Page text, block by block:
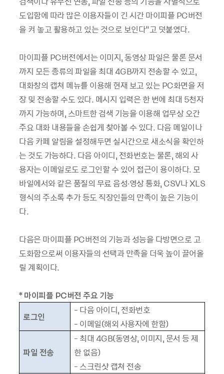
도입함에 따라 많은 이용자들이 긴 시간 마이피플 PC버전
을 켜 놓고 활용하고 있는 것으로 보인다”고 덧붙였다.
마이피플 PC버전에서는 이미지, 동영상 파일은 물론 문서
까지 모든 종류의 파일을 최대 4GB까지 전송할 수 있고,
대화창의 캡쳐 메뉴를 이용해 현재 보고 있는 PC화면을 저
장 및 전송할 수도 있다. 메시지 입력은 한 번에 최대 5천자
까지 가능하며, 스마트한 검색 기능을 이용해 업무상 오간
주요 대화 내용들을 손쉽게 찾아볼 수 있다. 다음 메일이나
다음 카페 알림을 설정해두면 실시간으로 새소식을 확인하
는 것도 가능하다. 다음 아이디, 전화번호는 물론, 해외 사
용자는 이메일로도 로그인할 수 있어 접근이 용이하다. 모
바일에서와 같은 품질의 무료 음성∙영상 통화, CSV나 XLS
형식의 주소록 추가 등도 직장인들의 만족이 높은 기능이
다.
다음은 마이피플 PC버전의 기능과 성능을 다방면으로 고
도화함으로써 이용자들의 선택과 만족을 더욱 높이 끌어올
릴 계획이다.
*마이피플 PC버전 주요 기능
로그인
- 다음 아이디, 전화번호
- 이메일(해외 사용자에 한함)
파일 전송
- 최대 4GB(동영상, 이미지,문서 등 제
한 없음)
-스크린샷 캡쳐 전송